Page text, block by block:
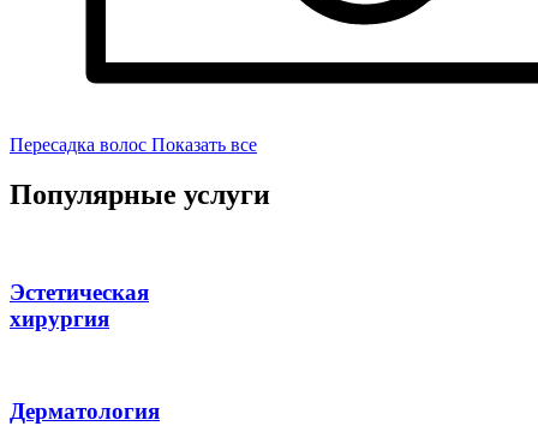
Пересадка волос Показать все
Популярные услуги
Эстетическая
хирургия
Дерматология